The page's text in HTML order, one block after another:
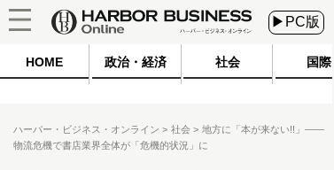
▶PC版
HOME 政治・経済 社会 国際
ハーバー・ビジネス・オンライン 社会
地方に「本が来ない!!」――
物流危機で書店業界全体が「危機的状況」に